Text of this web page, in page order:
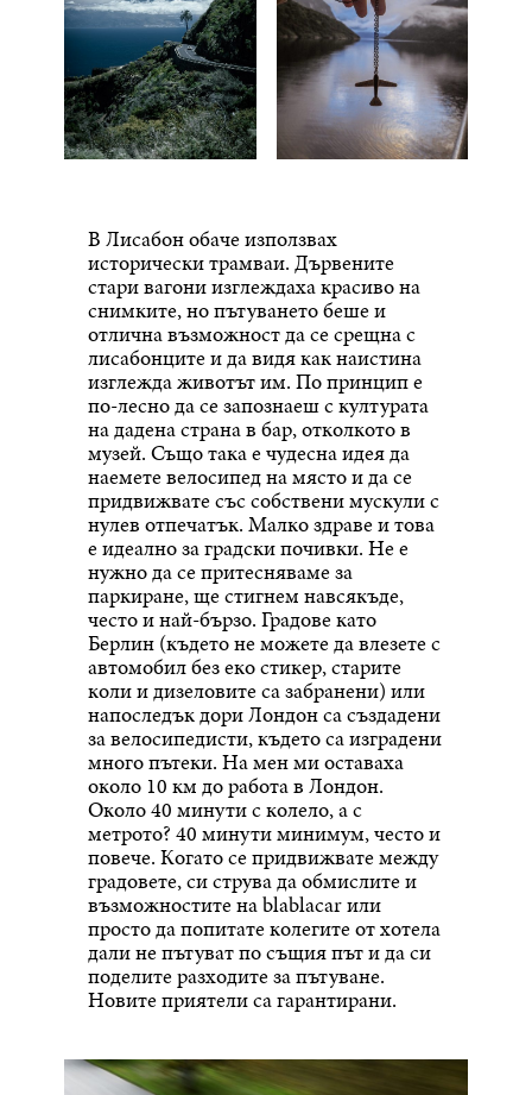
В Лисабон обаче използвах
исторически трамваи. Дървените
стари вагони изглеждаха красиво на
снимките, но пътуването беше и
отлична възможност да се срещна с
лисабонците и да видя как наистина
изглежда животът им. По принцип е
по-лесно да се запознаеш с културата
на дадена страна в бар, отколкото в
музей. Също така е чудесна идея да
наемете велосипед на място и да се
придвижвате със собствени мускули с
нулев отпечатък. Малко здраве и това
е идеално за градски почивки. Не е
нужно да се притесняваме за
паркиране, ще стигнем навсякъде,
често и най-бързо. Градове като
Берлин (където не можете да влезете с
автомобил без еко стикер, старите
коли и дизеловите са забранени) или
напоследък дори Лондон са създадени
за велосипедисти, където са изградени
много пътеки. На мен ми оставаха
около 10 км до работа в Лондон.
Около 40 минути с колело, а с
метрото? 40 минути минимум, често и
повече. Когато се придвижвате между
градовете, си струва да обмислите и
възможностите на blablacar или
просто да попитате колегите от хотела
дали не пътуват по същия път и да си
поделите разходите за пътуване.
Новите приятели са гарантирани.